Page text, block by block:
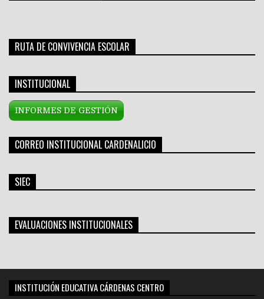
RUTA DE CONVIVENCIA ESCOLAR
INSTITUCIONAL
INFORMES DE GESTIÓN
CORREO INSTITUCIONAL CARDENALICIO
SIEC
EVALUACIONES INSTITUCIONALES
INSTITUCIÓN EDUCATIVA CÁRDENAS CENTRO